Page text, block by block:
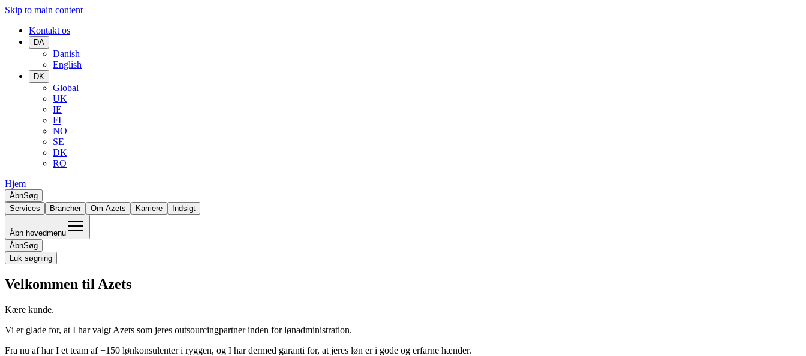
Skip to main content
Kontakt os
DA
Danish
English
DK
Global
UK
IE
FI
NO
SE
DK
RO
Hjem
ÅbnSøg
Services
Brancher Om Azets Karriere Indsigt
Åbn hovedmenu
ÅbnSøg
Luk søgning
Velkommen til Azets
Kære kunde.
Vi er glade for, at I har valgt Azets som jeres outsourcingpartner inden for lønadministration.
Fra nu af har I et team af +150 lønkonsulenter i ryggen, og I har dermed garanti for, at jeres løn er i gode og erfarne hænder.